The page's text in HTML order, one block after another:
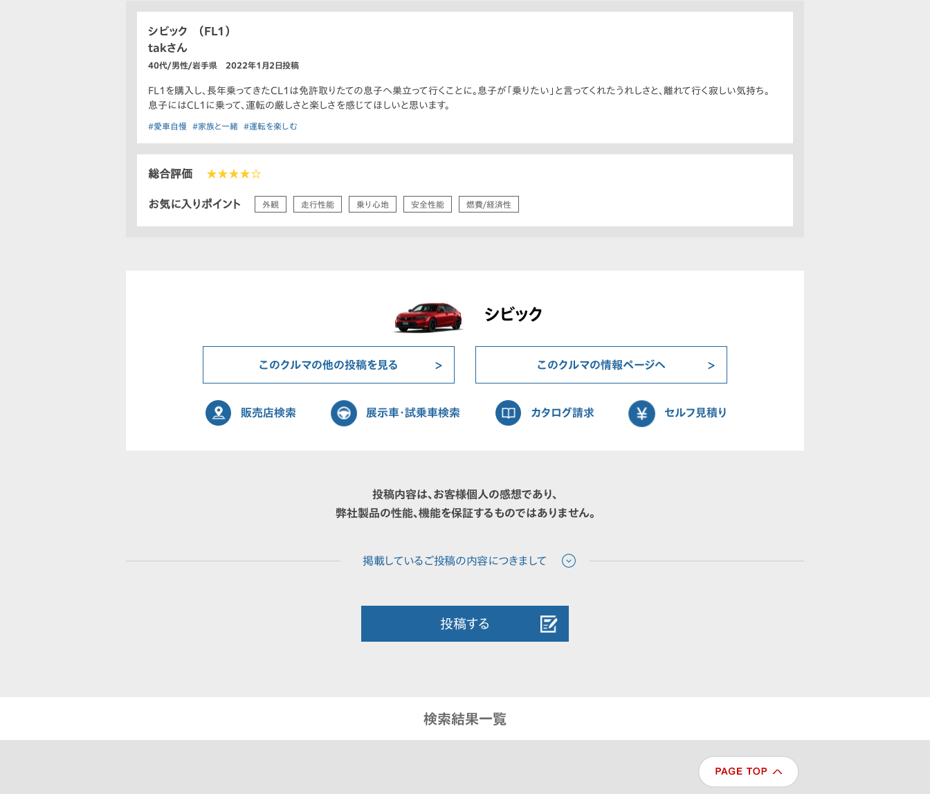
シビック （FL1）
takさん
40代/男性/岩手県 2022年1月2日投稿
FL1を購入し、長年乗ってきたCL1は免許取りたての息子へ巣立って行くことに。息子が「乗りたい」と言ってくれたうれしさと、離れて行く寂しい気持ち。
息子にはCL1に乗って、運転の厳しさと楽しさを感じてほしいと思います。
#愛車自慢 #家族と一緒 #運転を楽しむ
総合評価 ★★★★☆
お気に入りポイント 外観 走行性能 乗り心地 安全性能 燃費/経済性
シビック
このクルマの他の投稿を見る このクルマの情報ページへ
販売店検索 展示車・試乗車検索 カタログ請求 セルフ見積り
投稿内容は、お客様個人の感想であり、
弊社製品の性能、機能を保証するものではありません。
投稿する
検索結果一覧